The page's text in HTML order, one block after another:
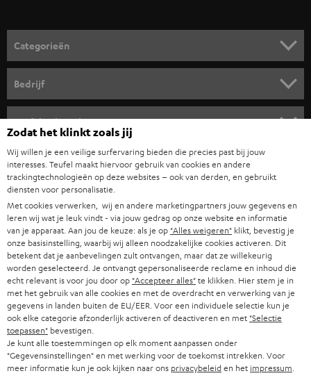
o
r
n
i
e
w
s
b
r
i
e
f
Categorieën
COMPLETE SYSTEMEN
SOUNDBARS
HIFI-SPEAKERS
BLUETOOTH
KOPTELEFOONS
BLUETOOTH KOPTELEFOONS
COMPLETE SETS
SPEAKERS
Bedrijf
PERS & MARKETING
B2B
PARTNERPROGRAMMA
BLOG
NEWSLETTER
STORES
TEUFEL VOORDELEN
Teufel online shops
DUITSLAND
OOSTENRIJK
ZWITSERLAND
NEDERLAND
BELGIË
FRANKRIJK
Zodat het klinkt zoals jij
Wij willen je een veilige surfervaring bieden die precies past bij jouw
interesses. Teufel maakt hiervoor gebruik van cookies en andere
trackingtechnologieën op deze websites – ook van derden, en gebruikt
diensten voor personalisatie.
Met cookies verwerken, wij en andere marketingpartners jouw gegevens en
leren wij wat je leuk vindt - via jouw gedrag op onze website en informatie
van je apparaat. Aan jou de keuze: als je op "Alles weigeren" klikt, bevestig je
onze basisinstelling, waarbij wij alleen noodzakelijke cookies activeren. Dit
betekent dat je aanbevelingen zult ontvangen, maar dat ze willekeurig
worden geselecteerd. Je ontvangt gepersonaliseerde reclame en inhoud die
echt relevant is voor jou door op "Accepteer alles"te klikken. Hier stem je in
met het gebruik van alle cookies en met de overdracht en verwerking van je
gegevens in landen buiten de EU/EER. Voor een individuele selectie kun je
ook elke categorie afzonderlijk activeren of deactiveren en met "Selectie
toepassen" bevestigen.
Je kunt alle toestemmingen op elk moment aanpassen onder
"Gegevensinstellingen" en met werking voor de toekomst intrekken. Voor
meer informatie kun je ook kijken naar ons privacybeleiden het impressum